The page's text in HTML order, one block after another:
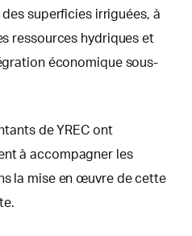
superficies irriguées, à
ressources hydriques et
économique sous-
de YREC ont
à accompagner les
la mise en œuvre de cette